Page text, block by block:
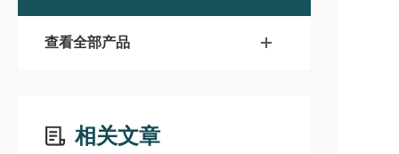
查看全部产品
相关文章